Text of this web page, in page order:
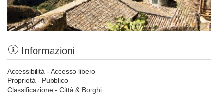
Informazioni
Accessibilità - Accesso libero
Proprietà - Pubblico
Classificazione - Città & Borghi